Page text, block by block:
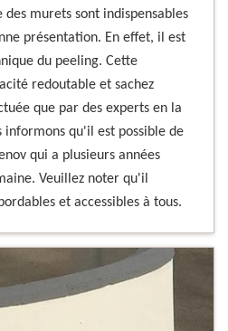
des murets sont indispensables
présentation. En effet, il est
du peeling. Cette
redoutable et sachez
que par des experts en la
informons qu'il est possible de
qui a plusieurs années
Veuillez noter qu'il
et accessibles à tous.